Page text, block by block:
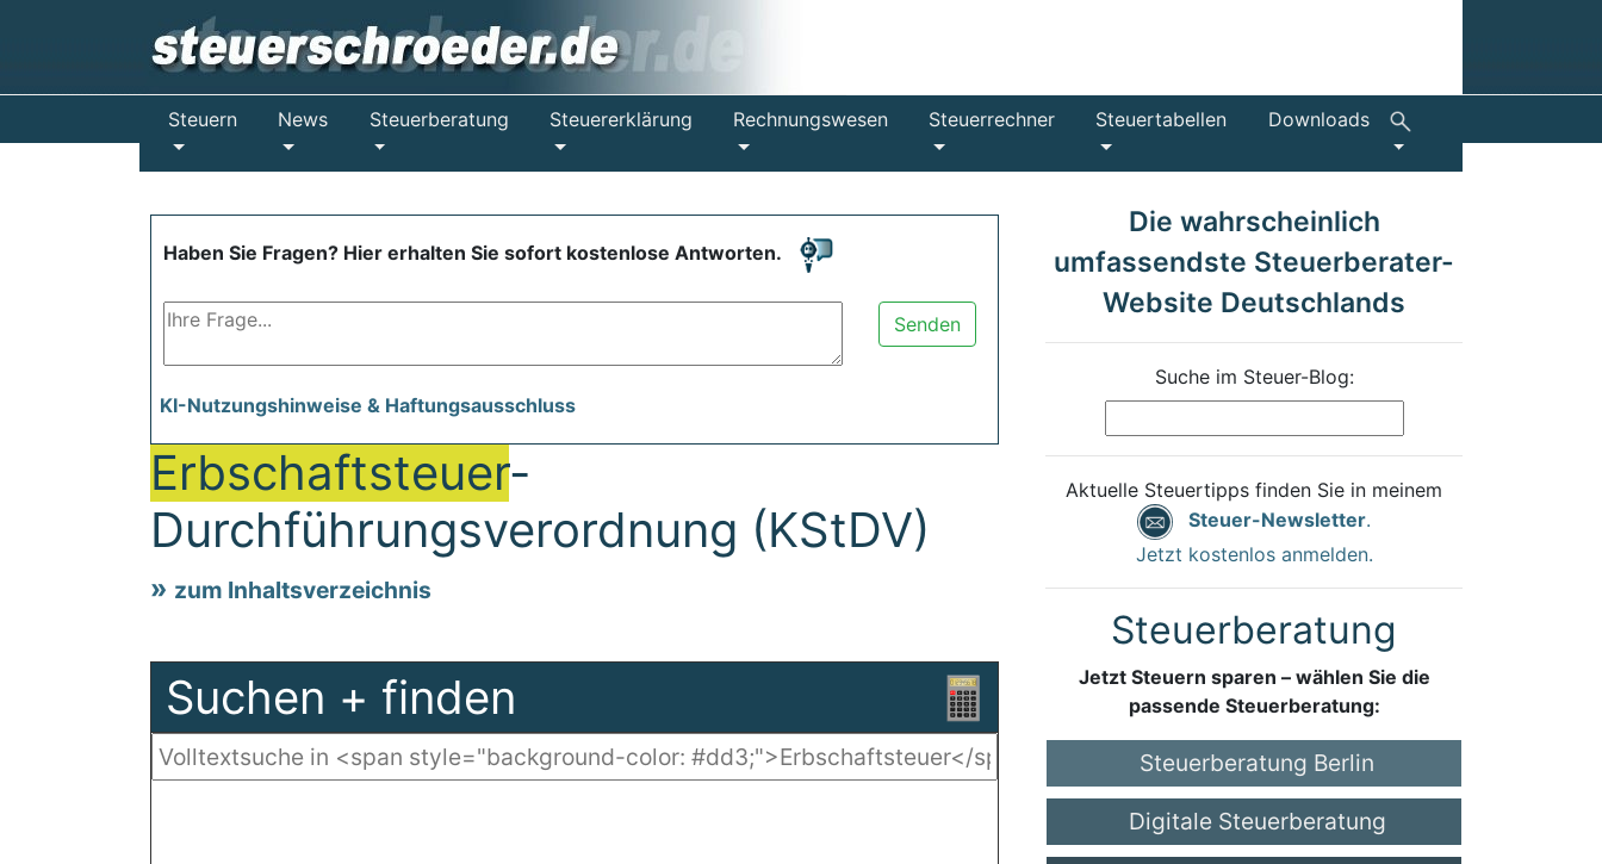
Steuern News Steuerberatung Steuererklärung Rechnungswesen Steuerrechner Steuertabellen Downloads
Haben Sie Fragen? Hier erhalten Sie sofort kostenlose Antworten.
Senden
KI-Nutzungshinweise & Haftungsausschluss
Erbschaftsteuer-
Durchführungsverordnung (KStDV)
zum Inhaltsverzeichnis
Suchen + finden
Die wahrscheinlich
umfassendste Steuerberater-
Website Deutschlands
Suche im Steuer-Blog:
Aktuelle Steuertipps finden Sie in meinem
Steuer-Newsletter.
Jetzt kostenlos anmelden.
Steuerberatung
Jetzt Steuern sparen – wählen Sie die
passende Steuerberatung:
Steuerberatung Berlin
Digitale Steuerberatung